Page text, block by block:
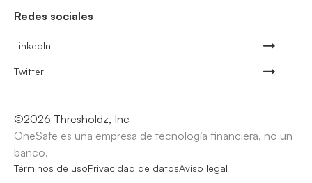
Redes sociales
LinkedIn
Twitter
©2026 Thresholdz, Inc
OneSafe es una empresa de tecnología financiera, no un
banco.
Términos de usoPrivacidad de datosAviso legal